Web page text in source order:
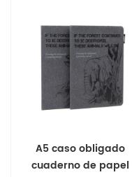
A5 caso obligado
cuaderno de papel